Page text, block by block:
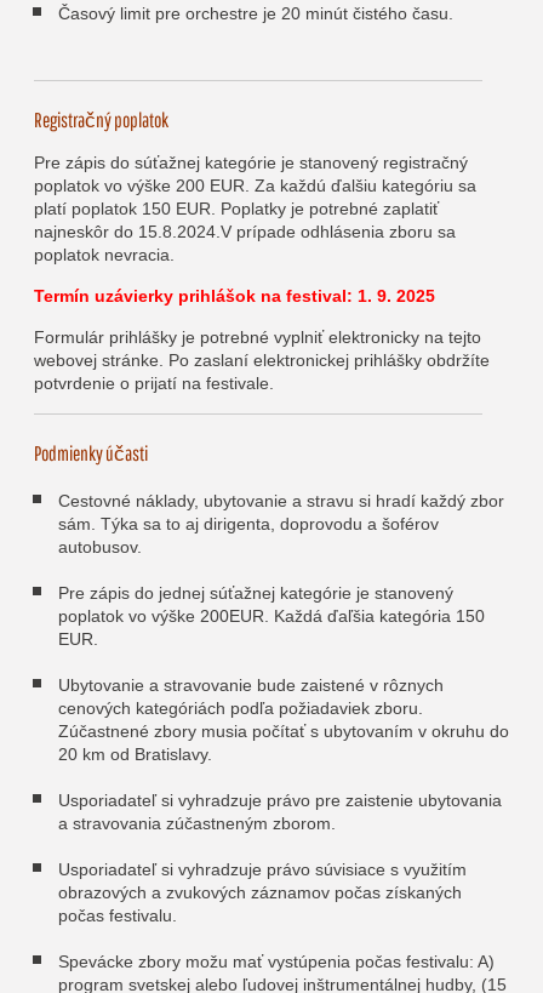
Časový limit pre orchestre je 20 minút čistého času.
Registračný poplatok
Pre zápis do súťažnej kategórie je stanovený registračný
poplatok vo výške 200 EUR. Za každú ďalšiu kategóriu sa
platí poplatok 150 EUR. Poplatky je potrebné zaplatiť
najneskôr do 15.8.2024.V prípade odhlásenia zboru sa
poplatok nevracia.
Termín uzávierky prihlášok na festival: 1. 9. 2025
Formulár prihlášky je potrebné vyplniť elektronicky na tejto
webovej stránke. Po zaslaní elektronickej prihlášky obdržíte
potvrdenie o prijatí na festivale.
Podmienky účasti
Cestovné náklady, ubytovanie a stravu si hradí každý zbor
sám. Týka sa to aj dirigenta, doprovodu a šoférov
autobusov.
Pre zápis do jednej súťažnej kategórie je stanovený
poplatok vo výške 200EUR. Každá ďaľšia kategória 150
EUR.
Ubytovanie a stravovanie bude zaistené v rôznych
cenových kategóriách podľa požiadaviek zboru.
Zúčastnené zbory musia počítať s ubytovaním v okruhu do
20 km od Bratislavy.
Usporiadateľ si vyhradzuje právo pre zaistenie ubytovania
a stravovania zúčastneným zborom.
Usporiadateľ si vyhradzuje právo súvisiace s využitím
obrazových a zvukových záznamov počas získaných
počas festivalu.
Spevácke zbory možu mať vystúpenia počas festivalu: A)
program svetskej alebo ľudovej inštrumentálnej hudby, (15